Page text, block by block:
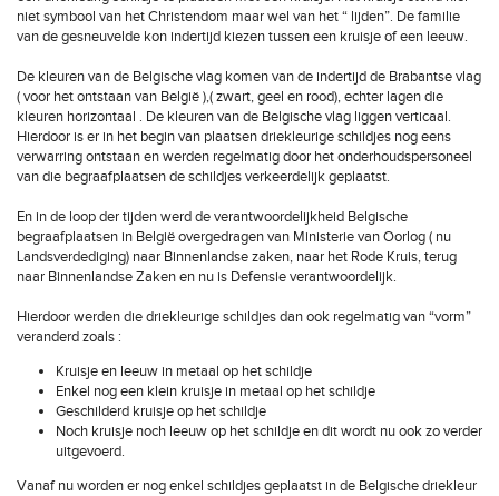
niet symbool van het Christendom maar wel van het “ lijden”. De familie
van de gesneuvelde kon indertijd kiezen tussen een kruisje of een leeuw.
De kleuren van de Belgische vlag komen van de indertijd de Brabantse vlag
( voor het ontstaan van België ),( zwart, geel en rood), echter lagen die
kleuren horizontaal . De kleuren van de Belgische vlag liggen verticaal.
Hierdoor is er in het begin van plaatsen driekleurige schildjes nog eens
verwarring ontstaan en werden regelmatig door het onderhoudspersoneel
van die begraafplaatsen de schildjes verkeerdelijk geplaatst.
En in de loop der tijden werd de verantwoordelijkheid Belgische
begraafplaatsen in België overgedragen van Ministerie van Oorlog ( nu
Landsverdediging) naar Binnenlandse zaken, naar het Rode Kruis, terug
naar Binnenlandse Zaken en nu is Defensie verantwoordelijk.
Hierdoor werden die driekleurige schildjes dan ook regelmatig van “vorm”
veranderd zoals :
Kruisje en leeuw in metaal op het schildje
Enkel nog een klein kruisje in metaal op het schildje
Geschilderd kruisje op het schildje
Noch kruisje noch leeuw op het schildje en dit wordt nu ook zo verder
uitgevoerd.
Vanaf nu worden er nog enkel schildjes geplaatst in de Belgische driekleur